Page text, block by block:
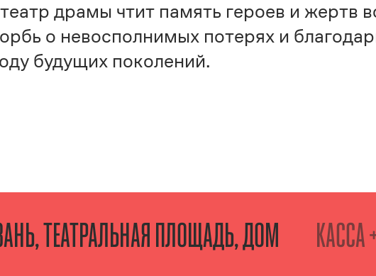
драмы чтит память героев и жертв
о невосполнимых потерях и
будущих поколений.
ТЕАТРАЛЬНАЯ ПЛОЩАДЬ, ДОМ
КАССА